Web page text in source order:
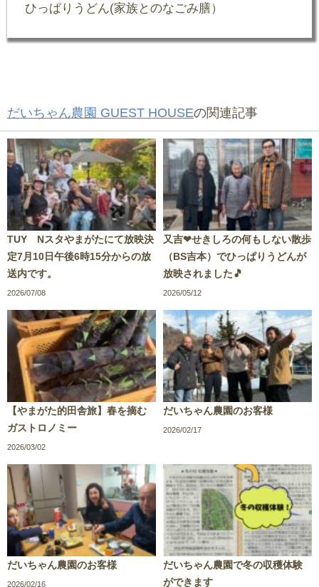
ひっぱりうどん(家族とのなごみ膳）
だいちゃん農園 GUEST HOUSEの関連記事
TUY Nスタやまがたにて放映決
定7月10日午後6時15分からの放
送内です。
2026/07/08
又吉❤せきしろの何もしない散歩
（BS吉本）でひっぱりうどんが
放映されました🎵
2026/05/12
【やまがた的田舎旅】春を摘む
ガストロノミー
2026/03/02
だいちゃん農園のお客様
2026/02/17
だいちゃん農園のお客様
2026/02/16
だいちゃん農園で冬の収穫体験
ができます